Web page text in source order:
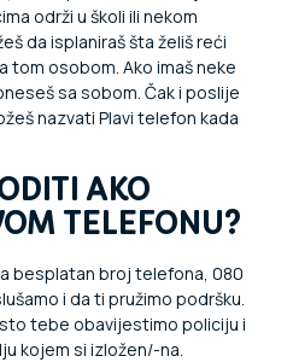
održi u školi ili nekom
da isplaniraš šta želiš reći
osobom. Ako imaš neke
sa sobom. Čak i poslije
nazvati Plavi telefon kada
AKO
TELEFONU?
besplatan broj telefona, 080
i da ti pružimo podršku.
tebe obavijestimo policiju i
kojem si izložen/-na.